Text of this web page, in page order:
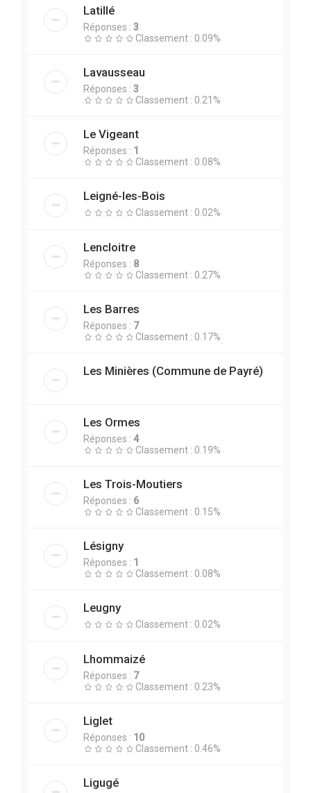
Latillé
Réponses : 3
Classement : 0.09%
Lavausseau
Réponses : 3
Classement : 0.21%
Le Vigeant
Réponses : 1
Classement : 0.08%
Leigné-les-Bois
Classement : 0.02%
Lencloitre
Réponses : 8
Classement : 0.27%
Les Barres
Réponses : 7
Classement : 0.17%
Les Minières (Commune de Payré)
Les Ormes
Réponses : 4
Classement : 0.19%
Les Trois-Moutiers
Réponses : 6
Classement : 0.15%
Lésigny
Réponses : 1
Classement : 0.08%
Leugny
Classement : 0.02%
Lhommaizé
Réponses : 7
Classement : 0.23%
Liglet
Réponses : 10
Classement : 0.46%
Ligugé